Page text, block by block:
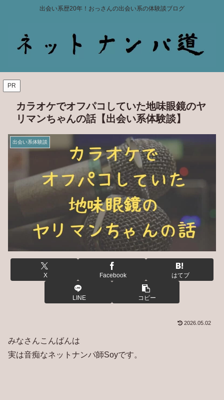
出会い系歴20年！おっさんの出会い系の体験談ブログ
PR
カラオケでオフパコしていた地味眼鏡のヤ
リマンちゃんの話【出会い系体験談】
出会い系体験談
X Facebook はてブ
LINE コピー
2026.05.02
みなさんこんばんは
実は音痴なネットナンパ師Soyです。